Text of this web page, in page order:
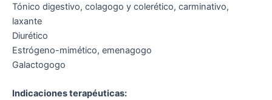
Tónico digestivo, colagogo y colerético, carminativo,
laxante
Diurético
Estrógeno-mimético, emenagogo
Galactogogo
Indicaciones terapéuticas: